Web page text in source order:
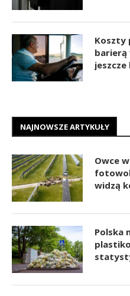
Koszty
barierą
jeszcze
NAJNOWSZE ARTYKUŁY
Owce
widzą
Polska